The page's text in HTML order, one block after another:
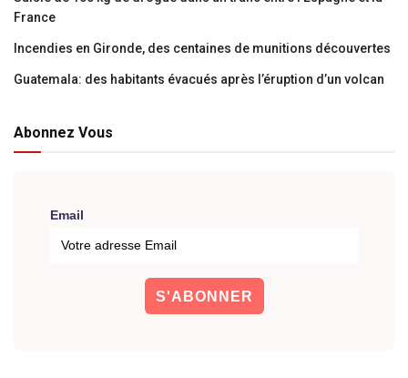
France
Incendies en Gironde, des centaines de munitions découvertes
Guatemala: des habitants évacués après l’éruption d’un volcan
Abonnez Vous
Email